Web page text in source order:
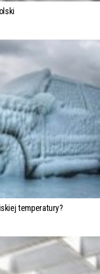
temperatury?